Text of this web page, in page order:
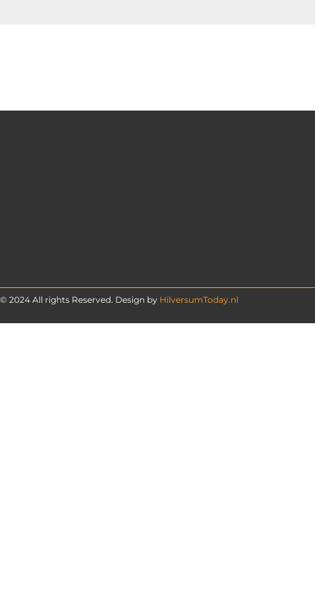
© 2024 All rights Reserved. Design by HilversumToday.nl